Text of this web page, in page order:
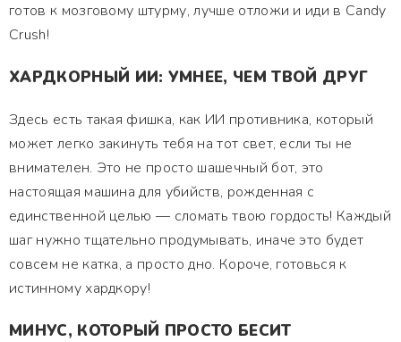
готов к мозговому штурму, лучше отложи и иди в Candy
Crush!
ХАРДКОРНЫЙ ИИ: УМНЕЕ, ЧЕМ ТВОЙ ДРУГ
Здесь есть такая фишка, как ИИ противника, который
может легко закинуть тебя на тот свет, если ты не
внимателен. Это не просто шашечный бот, это
настоящая машина для убийств, рожденная с
единственной целью — сломать твою гордость! Каждый
шаг нужно тщательно продумывать, иначе это будет
совсем не катка, а просто дно. Короче, готовься к
истинному хардкору!
МИНУС, КОТОРЫЙ ПРОСТО БЕСИТ